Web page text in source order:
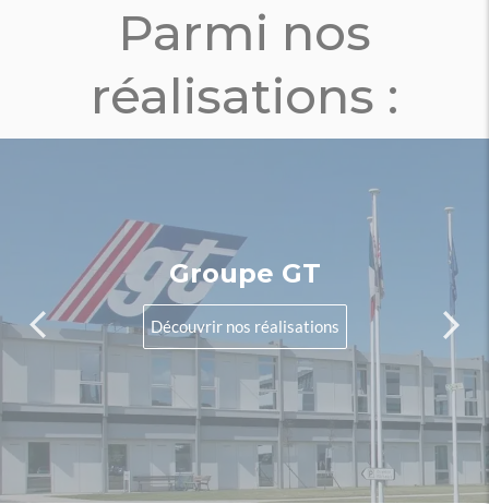
Parmi nos
réalisations :
Groupe GT
Découvrir nos réalisations